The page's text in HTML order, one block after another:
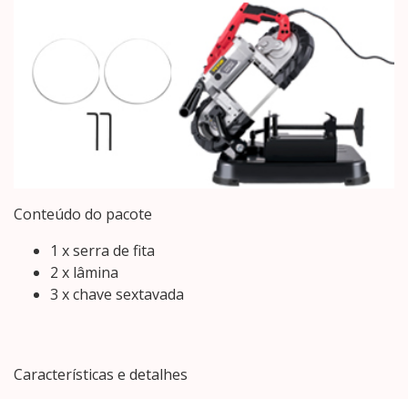
Conteúdo do pacote
1 x serra de fita
2 x lâmina
3 x chave sextavada
Características e detalhes